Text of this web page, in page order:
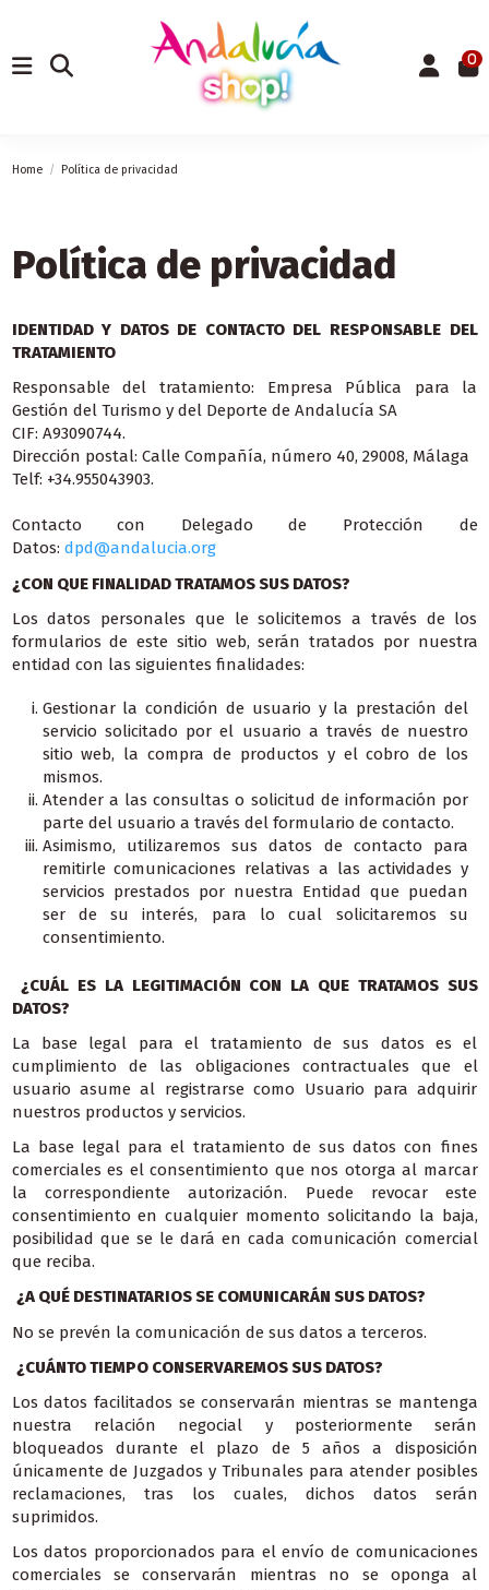
0
Home Política de privacidad
Política de privacidad
IDENTIDAD Y DATOS DE CONTACTO DEL RESPONSABLE DEL
TRATAMIENTO
Responsable del tratamiento: Empresa Pública para la
Gestión del Turismo y del Deporte de Andalucía SA
CIF: A93090744.
Dirección postal: Calle Compañía, número 40, 29008, Málaga
Telf: +34.955043903.
Contacto con Delegado de Protección de
Datos: dpd@andalucia.org
¿CON QUE FINALIDAD TRATAMOS SUS DATOS?
Los datos personales que le solicitemos a través de los
formularios de este sitio web, serán tratados por nuestra
entidad con las siguientes finalidades:
Gestionar la condición de usuario y la prestación del
servicio solicitado por el usuario a través de nuestro
sitio web, la compra de productos y el cobro de los
mismos.
Atender a las consultas o solicitud de información por
parte del usuario a través del formulario de contacto.
Asimismo, utilizaremos sus datos de contacto para
remitirle comunicaciones relativas a las actividades y
servicios prestados por nuestra Entidad que puedan
ser de su interés, para lo cual solicitaremos su
consentimiento.
¿CUÁL ES LA LEGITIMACIÓN CON LA QUE TRATAMOS SUS
DATOS?
La base legal para el tratamiento de sus datos es el
cumplimiento de las obligaciones contractuales que el
usuario asume al registrarse como Usuario para adquirir
nuestros productos y servicios.
La base legal para el tratamiento de sus datos con fines
comerciales es el consentimiento que nos otorga al marcar
la correspondiente autorización. Puede revocar este
consentimiento en cualquier momento solicitando la baja,
posibilidad que se le dará en cada comunicación comercial
que reciba.
¿A QUÉ DESTINATARIOS SE COMUNICARÁN SUS DATOS?
No se prevén la comunicación de sus datos a terceros.
¿CUÁNTO TIEMPO CONSERVAREMOS SUS DATOS?
Los datos facilitados se conservarán mientras se mantenga
nuestra relación negocial y posteriormente serán
bloqueados durante el plazo de 5 años a disposición
únicamente de Juzgados y Tribunales para atender posibles
reclamaciones, tras los cuales, dichos datos serán
suprimidos.
Los datos proporcionados para el envío de comunicaciones
comerciales se conservarán mientras no se oponga al